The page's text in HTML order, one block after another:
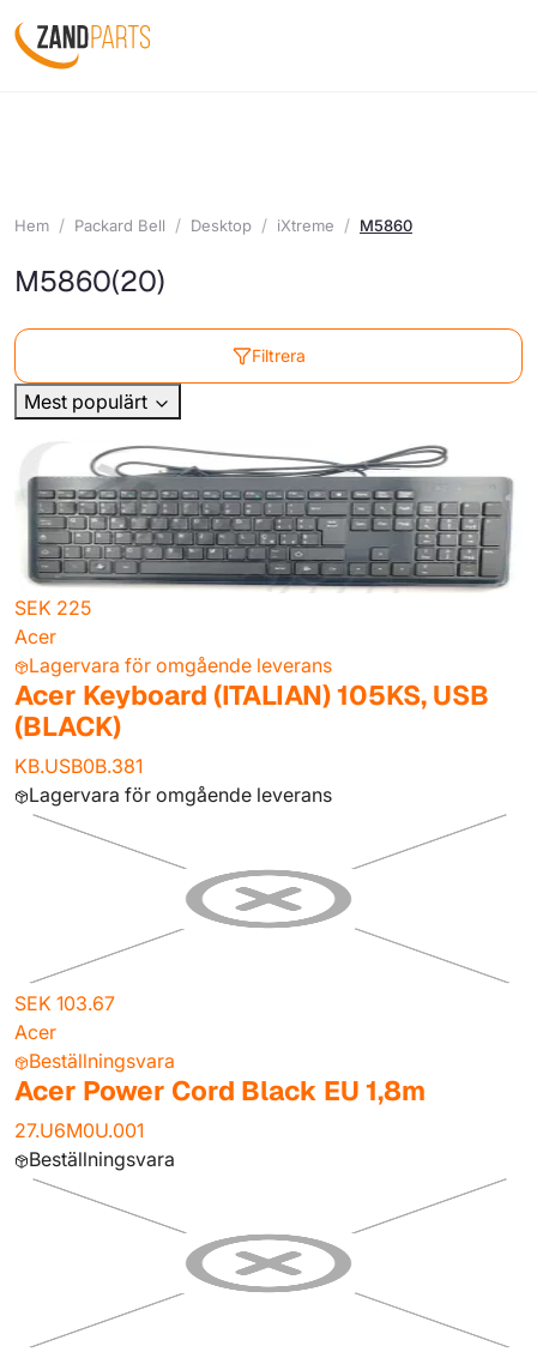
Hem Packard Bell Desktop iXtreme M5860
M5860(20)
Filtrera
Mest populärt
SEK 225
Acer
Lagervara för omgående leverans
Acer Keyboard (ITALIAN) 105KS, USB
(BLACK)
KB.USB0B.381
Lagervara för omgående leverans
SEK 103.67
Acer
Beställningsvara
Acer Power Cord Black EU 1,8m
27.U6M0U.001
Beställningsvara